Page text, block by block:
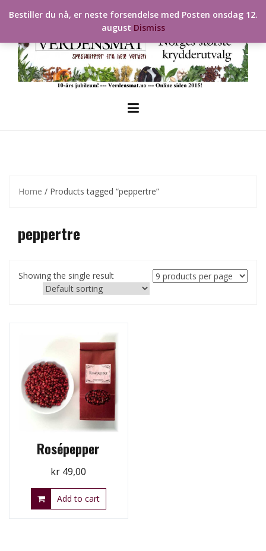
Home / Products tagged “peppertre”
peppertre
Showing the single result
Rosépepper
kr 49,00
Add to cart
Bestiller du nå, er neste forsendelse med Posten onsdag 12.
august Dismiss